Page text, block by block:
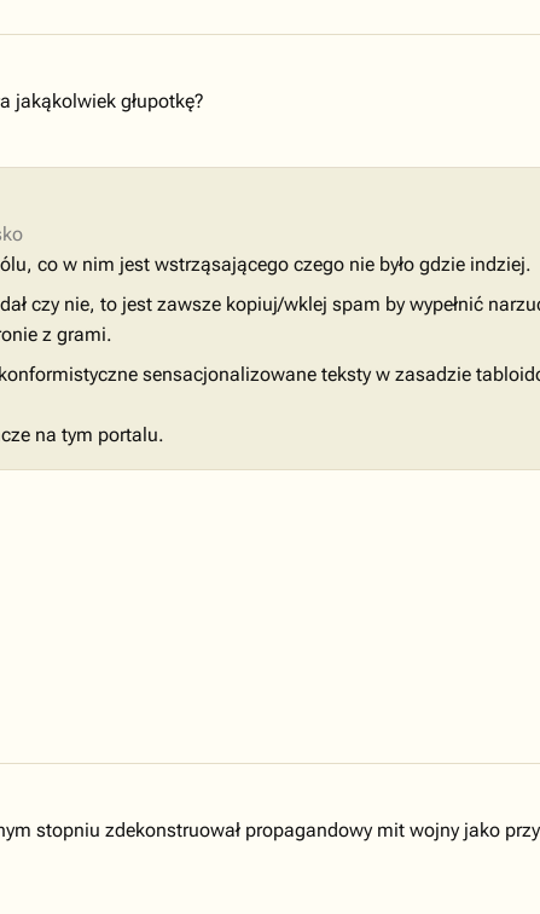
jakąkolwiek głupotkę?
co w nim jest wstrząsającego czego nie było gdzie indziej.
czy nie, to jest zawsze kopiuj/wklej spam by wypełnić
z grami.
sensacjonalizowane teksty w zasadzie
na tym portalu.
stopniu zdekonstruował propagandowy mit wojny jako